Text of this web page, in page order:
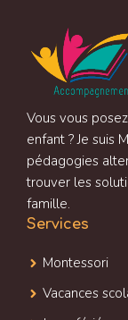
Vous vous
enfant ? Je suis
pédagogies
trouver les
famille.
Services
Montessori
Vacances